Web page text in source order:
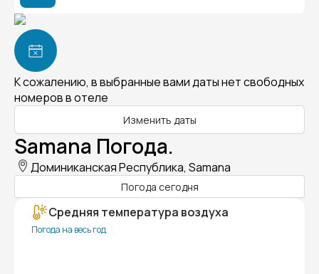
К сожалению, в выбранные вами даты нет свободных
номеров в отеле
Изменить даты
Samana Погода.
Доминиканская Республика, Samana
Погода сегодня
Средняя температура воздуха
Погода на весь год